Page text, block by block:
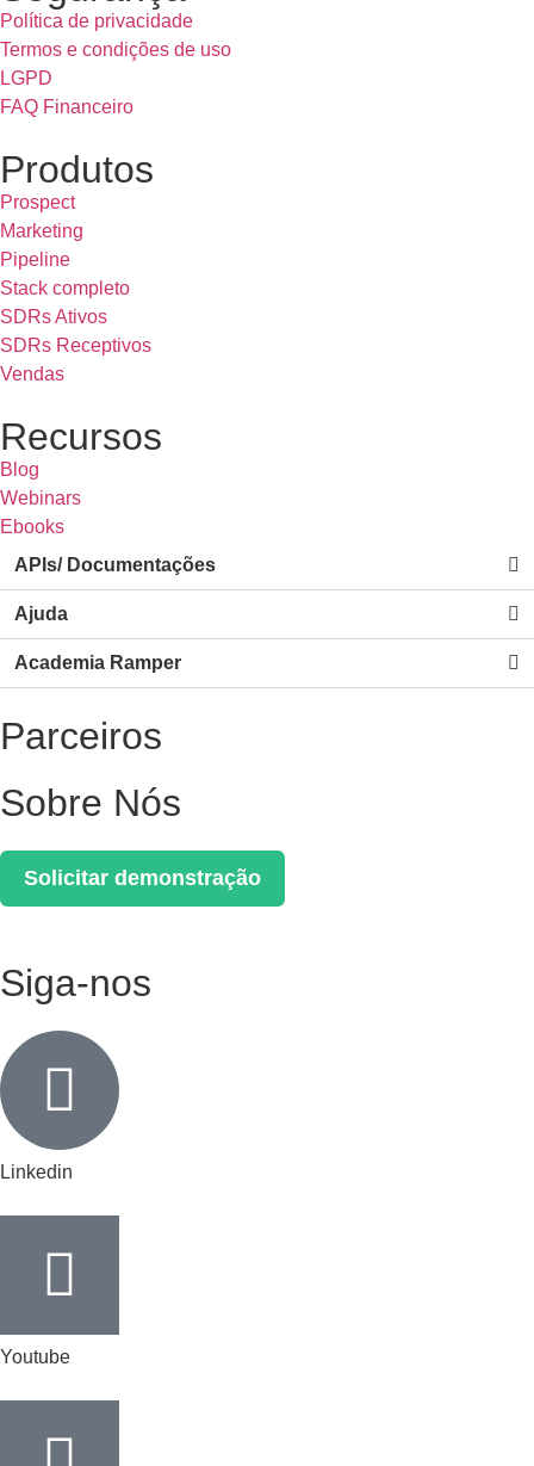
Política de privacidade
Termos e condições de uso
LGPD
FAQ Financeiro
Produtos
Prospect
Marketing
Pipeline
Stack completo
SDRs Ativos
SDRs Receptivos
Vendas
Recursos
Blog
Webinars
Ebooks
APIs/ Documentações
Ajuda
Academia Ramper
Parceiros
Sobre Nós
Solicitar demonstração
Siga-nos
Linkedin
Youtube